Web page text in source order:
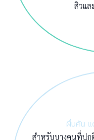
สิวแล
ผื่นคัน
สำหรับบางคนที่ป